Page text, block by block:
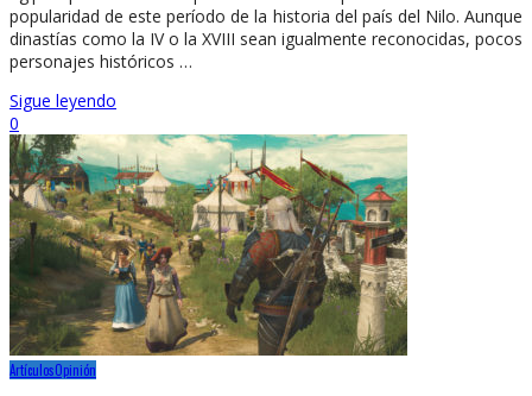
popularidad de este período de la historia del país del Nilo. Aunque
dinastías como la IV o la XVIII sean igualmente reconocidas, pocos
personajes históricos …
Sigue leyendo
0
ArtículosOpinión